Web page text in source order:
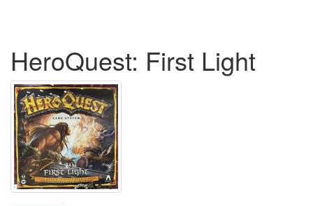
HeroQuest: First Light